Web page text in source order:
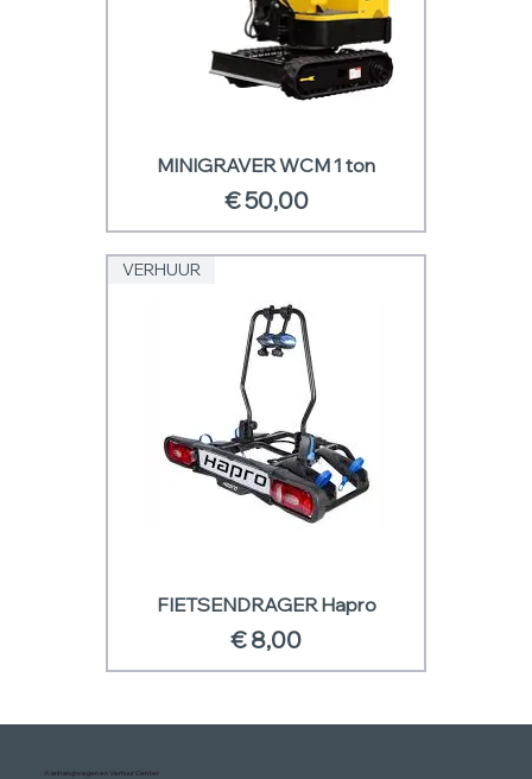
MINIGRAVER WCM 1 ton
Prijs
€ 50,00
VERHUUR
FIETSENDRAGER Hapro
Prijs
€ 8,00
Aanhangwagen en Verhuur Center